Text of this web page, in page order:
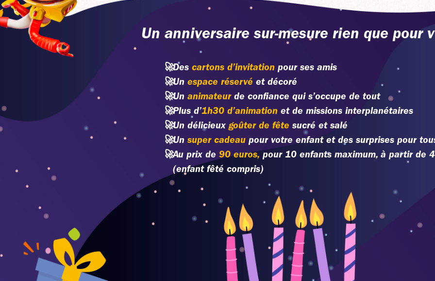
Un anniversaire sur-mesure rien que pour
🚀Des cartons d’invitation pour ses amis
🚀Un espace réservé et décoré
🚀Un animateurde confiance qui s’occupe de tout
🚀Plus d’1h30 d’animation et de missions interplanétaires
🚀Un délicieux goûter de fête sucré et salé
🚀Unsuper cadeau pour votre enfant et des surprises pour
🚀Au prix de 90 euros, pour 10 enfants maximum, à partir de
(enfant fêté compris)